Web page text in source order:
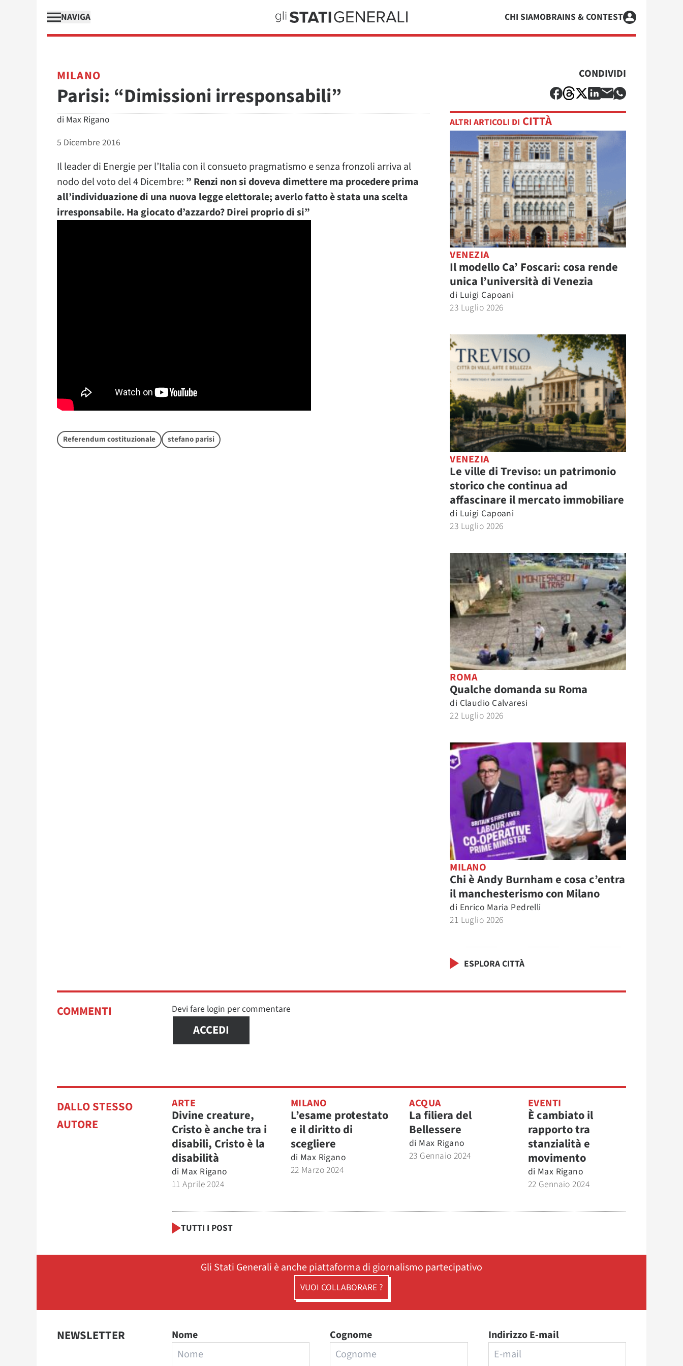
NAVIGA CHI SIAMOBRAINS & CONTEST
MILANO
Parisi: “Dimissioni irresponsabili”
di Max Rigano
5 Dicembre 2016
Il leader di Energie per l’Italia con il consueto pragmatismo e senza fronzoli arriva al
nodo del voto del 4 Dicembre: ” Renzi non si doveva dimettere ma procedere prima
all’individuazione di una nuova legge elettorale; averlo fatto è stata una scelta
irresponsabile. Ha giocato d’azzardo? Direi proprio di si”
Referendum costituzionale stefano parisi
CONDIVIDI
ALTRI ARTICOLI DI CITTÀ
VENEZIA
Il modello Ca’ Foscari: cosa rende
unica l’università di Venezia
di Luigi Capoani
23 Luglio 2026
VENEZIA
Le ville di Treviso: un patrimonio
storico che continua ad
affascinare il mercato immobiliare
di Luigi Capoani
23 Luglio 2026
ROMA
Qualche domanda su Roma
di Claudio Calvaresi
22 Luglio 2026
MILANO
Chi è Andy Burnham e cosa c’entra
il manchesterismo con Milano
di Enrico Maria Pedrelli
21 Luglio 2026
ESPLORA CITTÀ
COMMENTI Devi fare login per commentare
ACCEDI
DALLO STESSO
AUTORE
ARTE
Divine creature,
Cristo è anche tra i
disabili, Cristo è la
disabilità
di Max Rigano
11 Aprile 2024
MILANO
L’esame protestato
e il diritto di
scegliere
di Max Rigano
22 Marzo 2024
ACQUA
La filiera del
Bellessere
di Max Rigano
23 Gennaio 2024
EVENTI
È cambiato il
rapporto tra
stanzialità e
movimento
di Max Rigano
22 Gennaio 2024
TUTTI I POST
Gli Stati Generali è anche piattaforma di giornalismo partecipativo
VUOI COLLABORARE ?
NEWSLETTER Nome Cognome Indirizzo E-mail